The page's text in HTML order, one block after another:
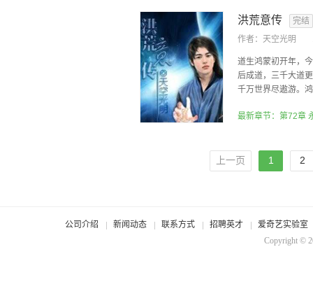
洪荒意传
完结
作者： 天空光明
道生鸿蒙初开年，
后成道，三千大道
千万世界尽遨游。
最新章节：第72章
上一页 1 2
公司介绍 新闻动态 联系方式 招聘英才
爱奇艺实验室
Copyright ©